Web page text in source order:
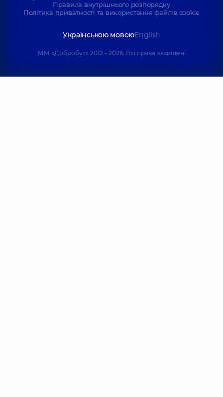
Правила внутрішнього розпорядку
Політика приватності та використання файлів cookie
Українською мовоюEnglish
ММ «Добробут» 2012 - 2026. Всі права захищені